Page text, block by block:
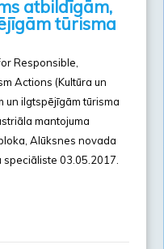
atbildīgām,
tūrisma
Responsible,
Actions (Kultūra un
un ilgtspējīgām tūrisma
mantojuma
Alūksnes novada
03.05.2017.